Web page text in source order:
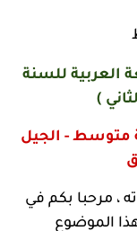
للسنة
)
متوسط - الجيل
، مرحبا بكم في
هذا الموضوع